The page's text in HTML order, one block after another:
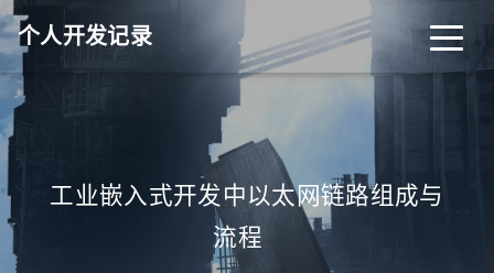
个人开发记录
工业嵌入式开发中以太网链路组成与
流程